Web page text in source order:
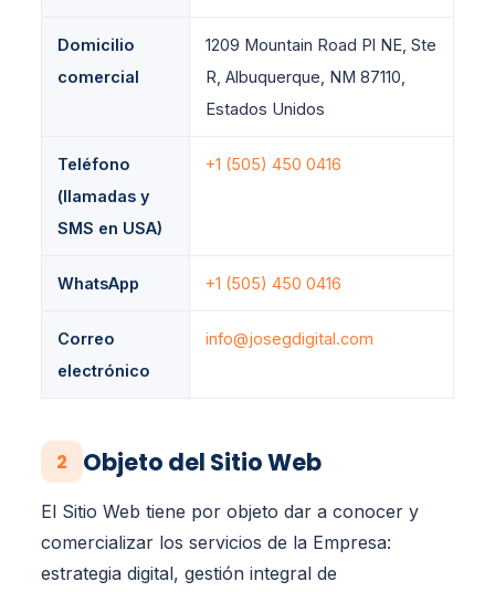
Domicilio
comercial
1209 Mountain Road Pl NE, Ste
R, Albuquerque, NM 87110,
Estados Unidos
Teléfono
(llamadas y
SMS en USA)
+1 (505) 450 0416
WhatsApp +1 (505) 450 0416
Correo
electrónico
info@josegdigital.com
2 Objeto del Sitio Web
El Sitio Web tiene por objeto dar a conocer y
comercializar los servicios de la Empresa:
estrategia digital, gestión integral de